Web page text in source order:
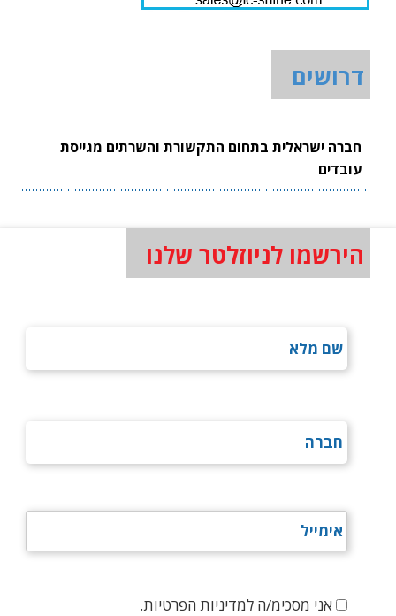
דרושים
חברה ישראלית בתחום התקשורת והשרתים מגייסת
עובדים
הירשמו לניוזלטר שלנו
אני מסכימ/ה למדיניות הפרטיות.